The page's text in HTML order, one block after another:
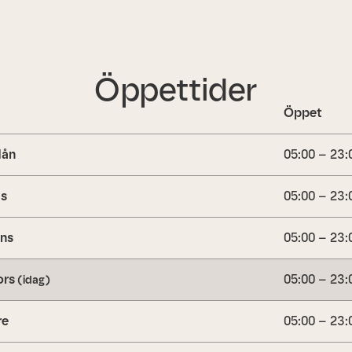
Öppettider
Öppet
05:00 –
05:00 –
05:00 –
(idag) 05:00 –
05:00 –